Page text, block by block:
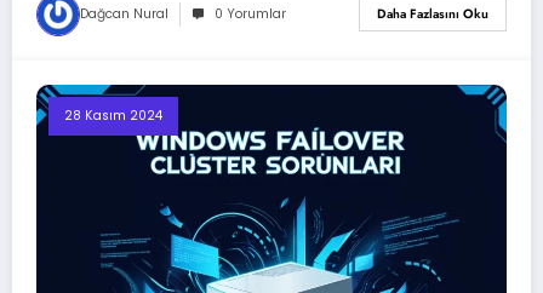
Dağcan Nural 0 Yorumlar Daha Fazlasını Oku
28 Kasım 2024